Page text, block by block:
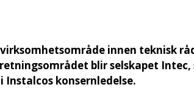
innen teknisk
blir selskapet Intec,
Instalcos konsernledelse.